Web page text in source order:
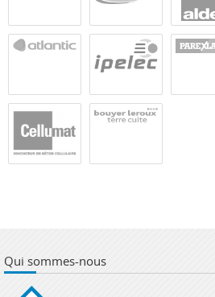
Qui sommes-nous